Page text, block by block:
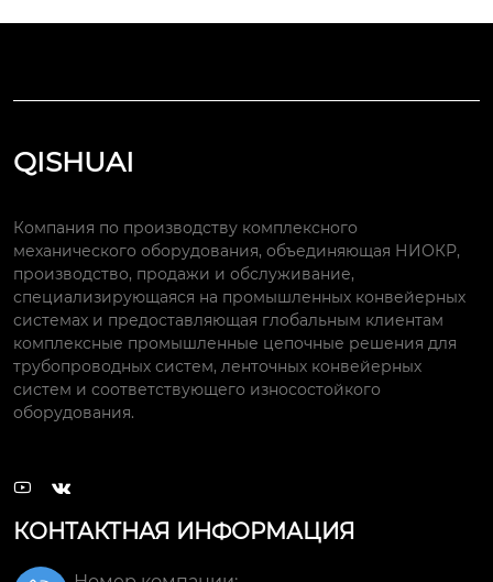
QISHUAI
Компания по производству комплексного
механического оборудования, объединяющая НИОКР,
производство, продажи и обслуживание,
специализирующаяся на промышленных конвейерных
системах и предоставляющая глобальным клиентам
комплексные промышленные цепочные решения для
трубопроводных систем, ленточных конвейерных
систем и соответствующего износостойкого
оборудования.
 
КОНТАКТНАЯ ИНФОРМАЦИЯ